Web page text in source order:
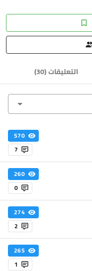
التعليقات(
30
)
570
7
260
0
274
2
265
1